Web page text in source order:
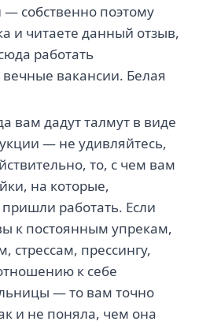
— собственно поэтому
и читаете данный отзыв,
работать
вакансии. Белая
вам дадут талмут в виде
— не удивляйтесь,
то, с чем вам
на которые,
работать. Если
к постоянным упрекам,
стрессам, прессингу,
к себе
— то вам точно
и не поняла, чем она